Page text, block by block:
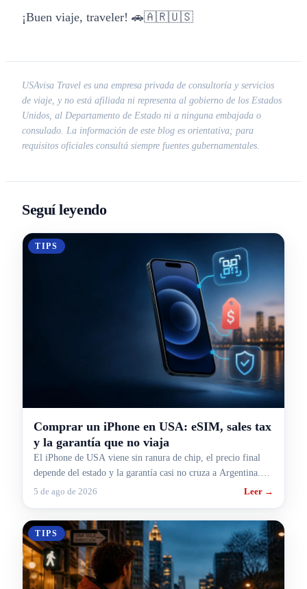
¡Buen viaje, traveler! 🚗🇦🇷🇺🇸
USAvisa Travel es una empresa privada de consultoría y servicios
de viaje, y no está afiliada ni representa al gobierno de los Estados
Unidos, al Departamento de Estado ni a ninguna embajada o
consulado. La información de este blog es orientativa; para
requisitos oficiales consultá siempre fuentes gubernamentales.
Seguí leyendo
TIPS
Comprar un iPhone en USA: eSIM, sales tax
y la garantía que no viaja
El iPhone de USA viene sin ranura de chip, el precio final
depende del estado y la garantía casi no cruza a Argentina.
Lo que conviene saber antes de pagar.
5 de ago de 2026 Leer →
TIPS